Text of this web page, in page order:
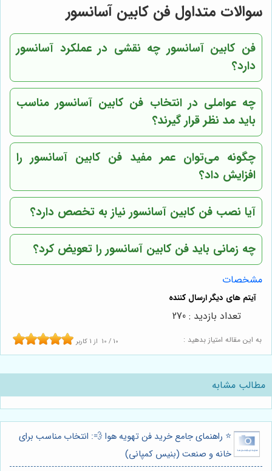
سوالات متداول فن کابین آسانسور
فن کابین آسانسور چه نقشی در عملکرد آسانسور
دارد؟
چه عواملی در انتخاب فن کابین آسانسور مناسب
باید مد نظر قرار گیرند؟
چگونه می‌توان عمر مفید فن کابین آسانسور را
افزایش داد؟
آیا نصب فن کابین آسانسور نیاز به تخصص دارد؟
چه زمانی باید فن کابین آسانسور را تعویض کرد؟
مشخصات
به این مقاله امتیاز بدهید : 10 / 10 از 1 کاربر
تعداد بازدید : 270
مطالب مشابه
⭐️ راهنمای جامع خرید فن تهویه هوا 💨: انتخاب مناسب برای
خانه و صنعت (بنیس کمپانی)